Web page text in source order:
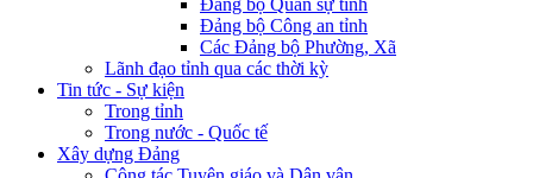
Đảng bộ Công an tỉnh
Các Đảng bộ Phường, Xã
Lãnh đạo tỉnh qua các thời kỳ
Tin tức - Sự kiện
Trong tỉnh
Trong nước - Quốc tế
Xây dựng Đảng